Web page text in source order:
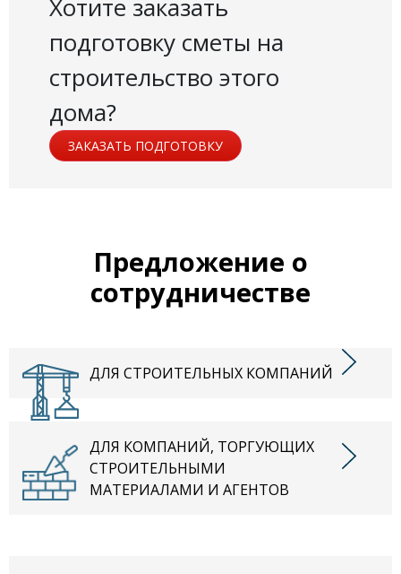
Хотите заказать
подготовку сметы на
строительство этого
дома?
ЗАКАЗАТЬ ПОДГОТОВКУ
Предложение о
сотрудничестве
ДЛЯ СТРОИТЕЛЬНЫХ КОМПАНИЙ
ДЛЯ КОМПАНИЙ, ТОРГУЮЩИХ
СТРОИТЕЛЬНЫМИ
МАТЕРИАЛАМИ И АГЕНТОВ